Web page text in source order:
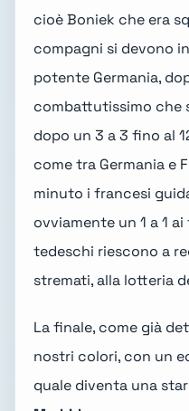
cioè Boniek che era
compagni si devono
potente Germania,
combattutissimo che
dopo un 3 a 3 fino al
come tra Germania e
minuto i francesi
ovviamente un 1 a 1
tedeschi riescono a
stremati, alla lotteria
La finale, come già
nostri colori, con un
quale diventa una